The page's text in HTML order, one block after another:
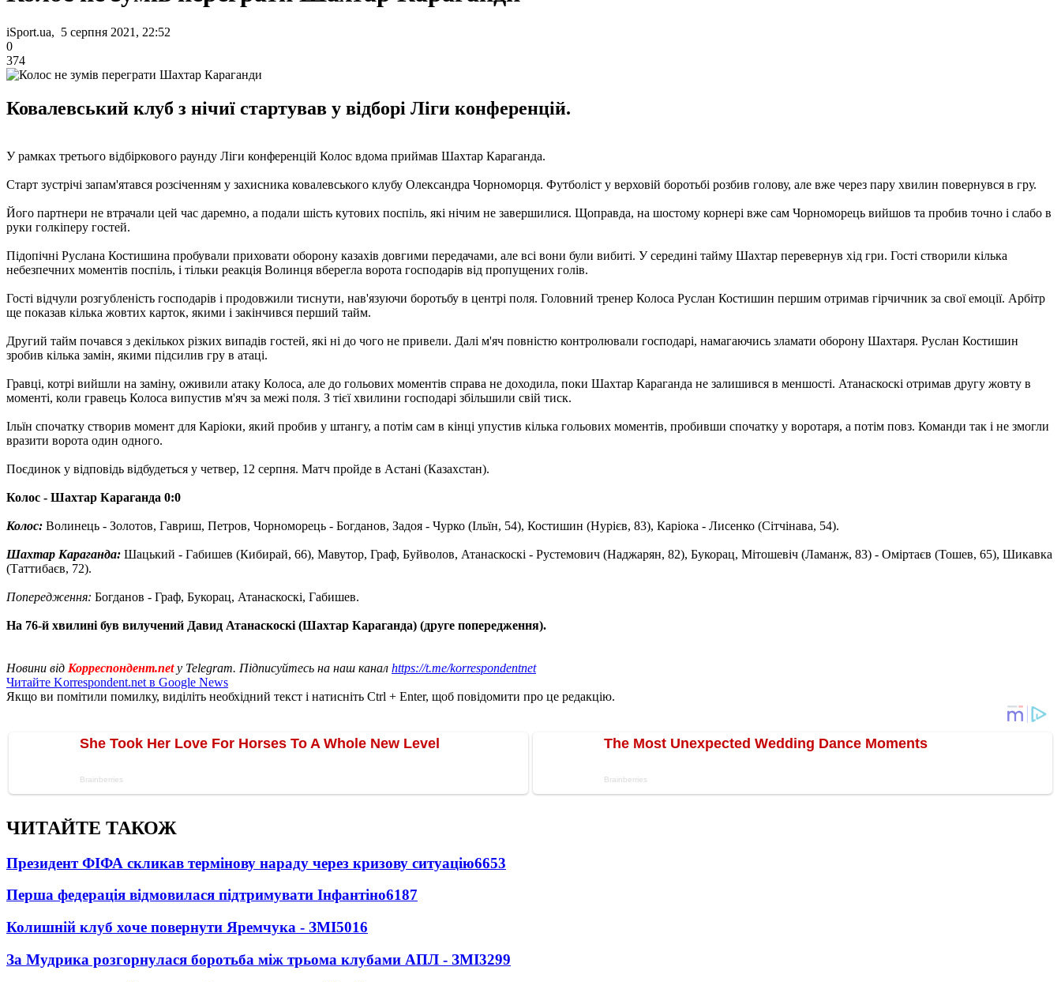
iSport.ua, 5 серпня 2021, 22:52
0
374
Ковалевський клуб з нічиї стартував у відборі Ліги конференцій.
У рамках третього відбіркового раунду Ліги конференцій Колос вдома приймав Шахтар Караганда.
Старт зустрічі запам'ятався розсіченням у захисника ковалевського клубу Олександра Чорноморця. Футболіст у верховій боротьбі розбив голову, але вже через пару хвилин повернувся в гру.
Його партнери не втрачали цей час даремно, а подали шість кутових поспіль, які нічим не завершилися. Щоправда, на шостому корнері вже сам Чорноморець вийшов та пробив точно і слабо в
руки голкіперу гостей.
Підопічні Руслана Костишина пробували приховати оборону казахів довгими передачами, але всі вони були вибиті. У середині тайму Шахтар перевернув хід гри. Гості створили кілька
небезпечних моментів поспіль, і тільки реакція Волинця вберегла ворота господарів від пропущених голів.
Гості відчули розгубленість господарів і продовжили тиснути, нав'язуючи боротьбу в центрі поля. Головний тренер Колоса Руслан Костишин першим отримав гірчичник за свої емоції. Арбітр
ще показав кілька жовтих карток, якими і закінчився перший тайм.
Другий тайм почався з декількох різких випадів гостей, які ні до чого не привели. Далі м'яч повністю контролювали господарі, намагаючись зламати оборону Шахтаря. Руслан Костишин
зробив кілька замін, якими підсилив гру в атаці.
Гравці, котрі вийшли на заміну, оживили атаку Колоса, але до гольових моментів справа не доходила, поки Шахтар Караганда не залишився в меншості. Атанаскоскі отримав другу жовту в
моменті, коли гравець Колоса випустив м'яч за межі поля. З тієї хвилини господарі збільшили свій тиск.
Ільїн спочатку створив момент для Каріоки, який пробив у штангу, а потім сам в кінці упустив кілька гольових моментів, пробивши спочатку у воротаря, а потім повз. Команди так і не змогли
вразити ворота один одного.
Поєдинок у відповідь відбудеться у четвер, 12 серпня. Матч пройде в Астані (Казахстан).
Колос - Шахтар Караганда 0:0
Колос: Волинець - Золотов, Гавриш, Петров, Чорноморець - Богданов, Задоя - Чурко (Ільїн, 54), Костишин (Нурієв, 83), Каріока - Лисенко (Сітчінава, 54).
Шахтар Караганда: Шацький - Габишев (Кибирай, 66), Мавутор, Граф, Буйволов, Атанаскоскі - Рустемович (Наджарян, 82), Букорац, Мітошевіч (Ламанж, 83) - Оміртаєв (Тошев, 65), Шикавка
(Таттибаєв, 72).
Попередження: Богданов - Граф, Букорац, Атанаскоскі, Габишев.
На 76-й хвилині був вилучений Давид Атанаскоскі (Шахтар Караганда) (друге попередження).
Новини від Корреспондент.netу Telegram. Підписуйтесь на наш канал https://t.me/korrespondentnet
Читайте Korrespondent.net в Google News
Якщо ви помітили помилку, виділіть необхідний текст і натисніть Ctrl + Enter, щоб повідомити про це редакцію.
ЧИТАЙТЕ ТАКОЖ
Президент ФІФА скликав термінову нараду через кризову ситуацію6653
Перша федерація відмовилася підтримувати Інфантіно6187
Колишній клуб хоче повернути Яремчука - ЗМІ5016
За Мудрика розгорнулася боротьба між трьома клубами АПЛ - ЗМІ3299